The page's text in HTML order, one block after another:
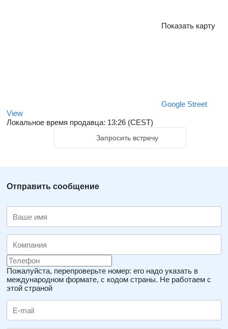
Показать карту
Google Street
View
Локальное время продавца: 13:26 (CEST)
Запросить встречу
Отправить сообщение
Пожалуйста, перепроверьте номер: его надо указать в
международном формате, с кодом страны. Не работаем с
этой страной